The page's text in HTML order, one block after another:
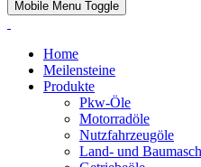
Mobile Menu Toggle
Home
Meilensteine
Produkte
Pkw-Öle
Motorradöle
Nutzfahrzeugöle
Land- und